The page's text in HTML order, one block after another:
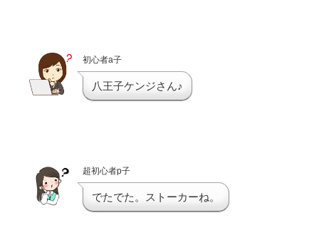
初心者a子
八王子ケンジさん♪
超初心者p子
でたでた。ストーカーね。